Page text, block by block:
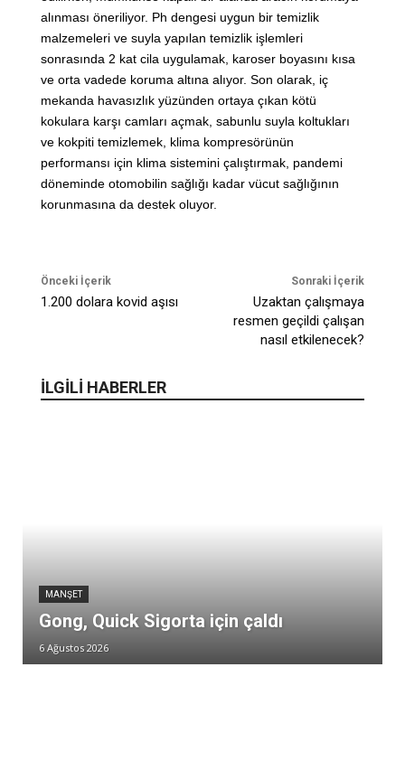
alınması öneriliyor. Ph dengesi uygun bir temizlik
malzemeleri ve suyla yapılan temizlik işlemleri
sonrasında 2 kat cila uygulamak, karoser boyasını kısa
ve orta vadede koruma altına alıyor. Son olarak, iç
mekanda havasızlık yüzünden ortaya çıkan kötü
kokulara karşı camları açmak, sabunlu suyla koltukları
ve kokpiti temizlemek, klima kompresörünün
performansı için klima sistemini çalıştırmak, pandemi
döneminde otomobilin sağlığı kadar vücut sağlığının
korunmasına da destek oluyor.
Önceki İçerik
1.200 dolara kovid aşısı
Sonraki İçerik
Uzaktan çalışmaya
resmen geçildi çalışan
nasıl etkilenecek?
İLGİLİ HABERLER
MANŞET
Gong, Quick Sigorta için çaldı
6 Ağustos 2026